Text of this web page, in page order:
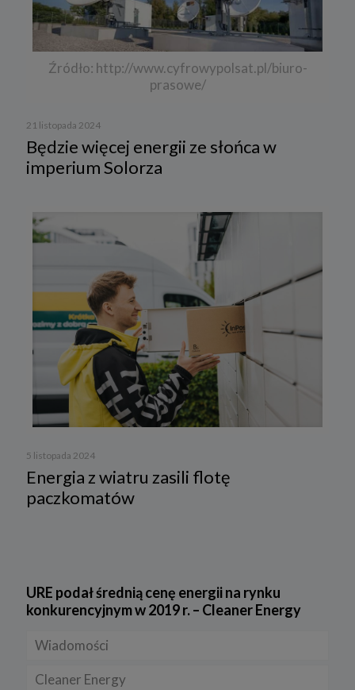
Źródło: http://www.cyfrowypolsat.pl/biuro-
prasowe/
21 listopada 2024
Będzie więcej energii ze słońca w
imperium Solorza
5 listopada 2024
Energia z wiatru zasili flotę
paczkomatów
URE podał średnią cenę energii na rynku
konkurencyjnym w 2019 r. – Cleaner Energy
Wiadomości
Firmy
Cleaner Energy